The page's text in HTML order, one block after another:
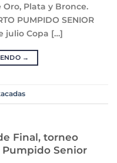
Oro, Plata y Bronce.
PUMPIDO SENIOR
julio Copa […]
→
Final, torneo
Senior